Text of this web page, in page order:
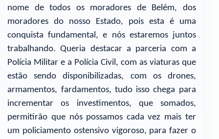
nome de todos os moradores de Belém, dos
moradores do nosso Estado, pois esta é uma
conquista fundamental, e nós estaremos juntos
trabalhando. Queria destacar a parceria com a
Polícia Militar e a Polícia Civil, com as viaturas que
estão sendo disponibilizadas, com os drones,
armamentos, fardamentos, tudo isso chega para
incrementar os investimentos, que somados,
permitirão que nós possamos cada vez mais ter
um policiamento ostensivo vigoroso, para fazer o